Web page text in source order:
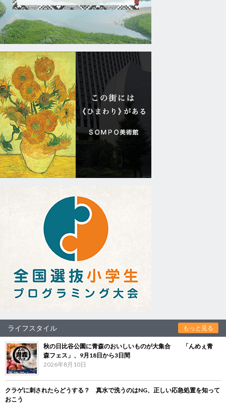
ライフスタイル もっと見る
秋の日比谷公園に青森のおいしいものが大集合 「んめぇ青
森フェス」、9月18日から3日間
2026年8月10日
クラゲに刺されたらどうする？ 真水で洗うのはNG、正しい応急処置を知って
おこう